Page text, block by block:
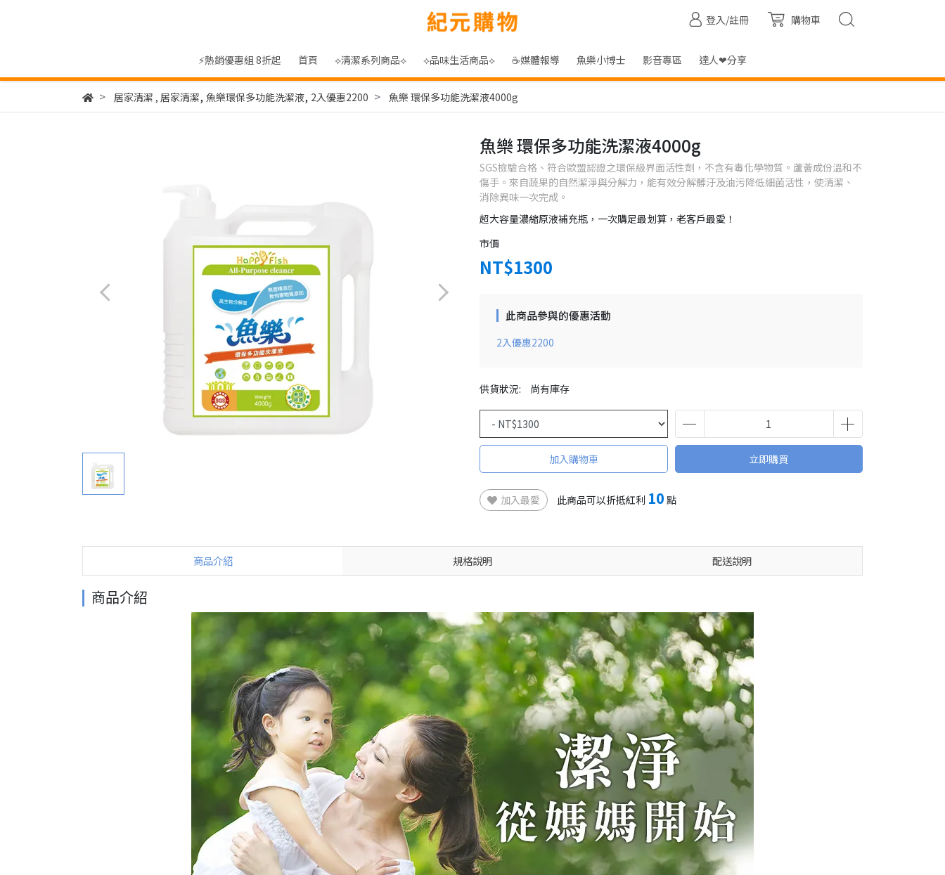
登入/註冊 購物車
⚡熱銷優惠組 8折起 首頁 ⟡清潔系列商品⟡ ⟡品味生活商品⟡ ☕媒體報導 魚樂小博士 影音專區 達人❤分享
居家清潔 , 居家清潔, 魚樂環保多功能洗潔液, 2入優惠2200 魚樂 環保多功能洗潔液4000g
魚樂 環保多功能洗潔液4000g
SGS檢驗合格、符合歐盟認證之環保級界面活性劑，不含有毒化學物質。蘆薈成份溫和不
傷手。來自蔬果的自然潔淨與分解力，能有效分解髒汙及油污降低細菌活性，使清潔、
消除異味一次完成。
超大容量濃縮原液補充瓶，一次購足最划算，老客戶最愛！
市價
NT$1300
供貨狀況: 尚有庫存
此商品參與的優惠活動
2入優惠2200
加入購物車 立即購買
加入最愛 此商品可以折抵紅利 10 點
商品介紹 規格說明 配送說明
商品介紹